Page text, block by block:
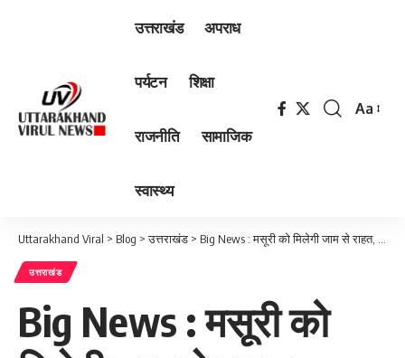
उत्तराखंड अपराध
पर्यटन शिक्षा
राजनीति सामाजिक
स्वास्थ्य
Font
Aa
Uttarakhand Viral > Blog >उत्तराखंड > Big News : मसूरी को मिलेगी जाम से राहत, जनपद में प्रथमबार शटल सेवा होगी संचालित
उत्तराखंड
Big News : मसूरी को